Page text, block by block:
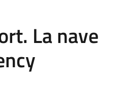
La nave